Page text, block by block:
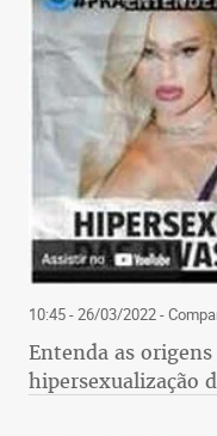
10:45 - 26/03/2022-
Entenda as
hipersexualização